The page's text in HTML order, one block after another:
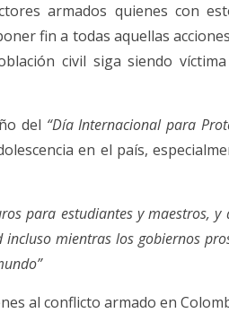
armados quienes con
fin a todas aquellas
civil siga siendo
del “Día Internacional para
en el país,
para estudiantes y maestros,
mientras los gobiernos
al conflicto armado en